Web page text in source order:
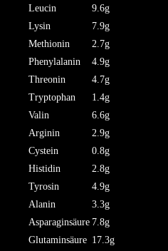
Leucin
9.6g
Lysin
7.9g
Methionin
2.7g
Phenylalanin
4.9g
Threonin
4.7g
Tryptophan
1.4g
Valin
6.6g
Arginin
2.9g
Cystein
0.8g
Histidin
2.8g
Tyrosin
4.9g
Alanin
3.3g
Asparaginsäure 7.8g
Glutaminsäure 17.3g